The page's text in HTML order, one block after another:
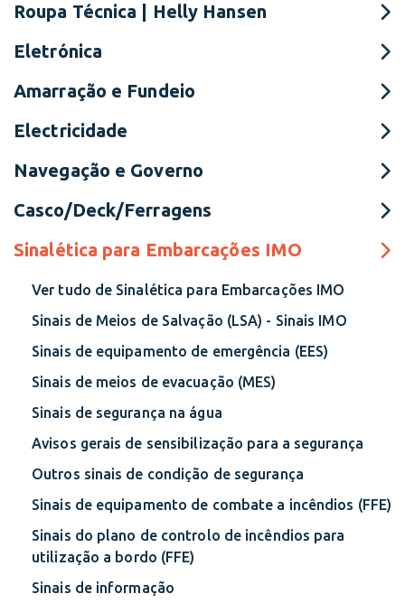
Roupa Técnica | Helly Hansen
Eletrónica
Amarração e Fundeio
Electricidade
Navegação e Governo
Casco/Deck/Ferragens
Sinalética para Embarcações IMO
Ver tudo de Sinalética para Embarcações IMO
Sinais de Meios de Salvação (LSA) - Sinais IMO
Sinais de equipamento de emergência (EES)
Sinais de meios de evacuação (MES)
Sinais de segurança na água
Avisos gerais de sensibilização para a segurança
Outros sinais de condição de segurança
Sinais de equipamento de combate a incêndios (FFE)
Sinais do plano de controlo de incêndios para
utilização a bordo (FFE)
Sinais de informação